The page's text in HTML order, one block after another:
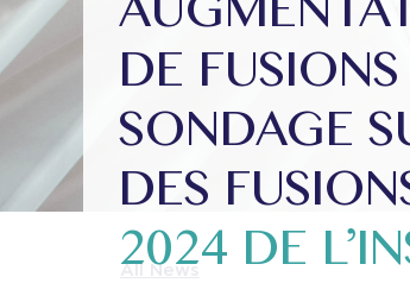
DE
SONDAGE
DES
2024 DE
All News